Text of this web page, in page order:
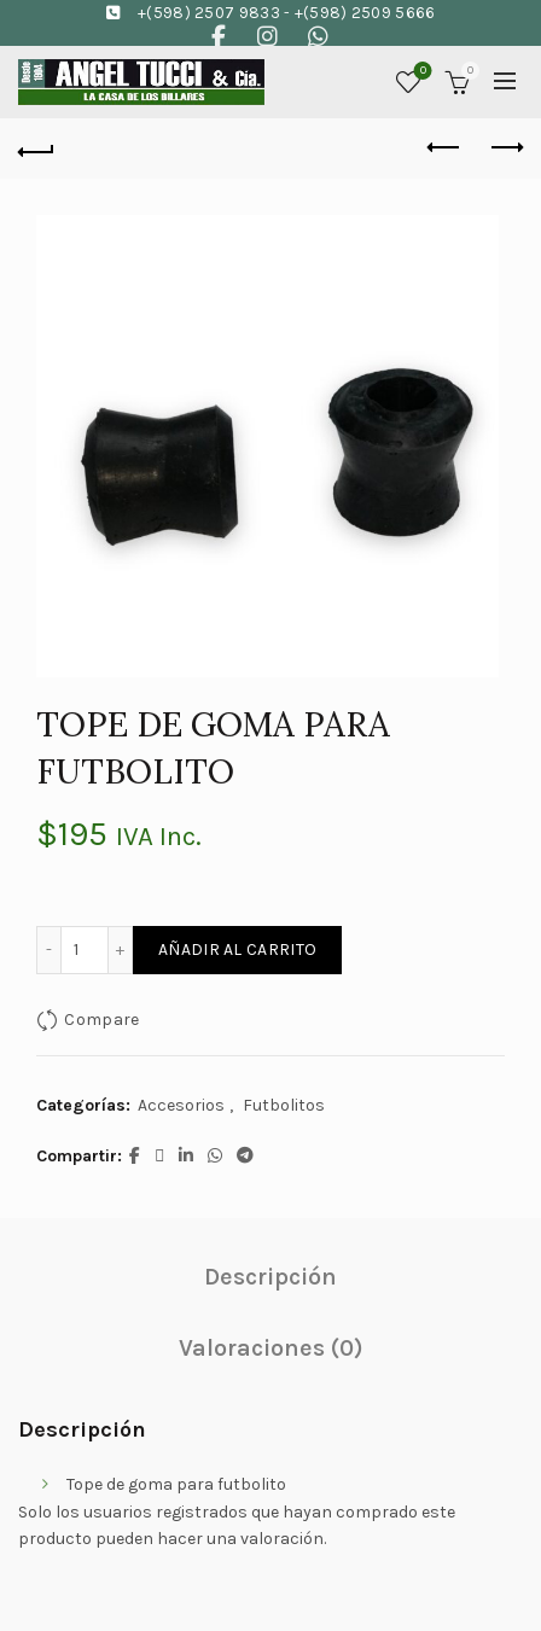
+(598) 2507 9833 - +(598) 2509 5666
0 0
TOPE DE GOMA PARA
FUTBOLITO
$195 IVA Inc.
TOPE DE GOMA PARA FUTBOLITO cantidad
AÑADIR AL CARRITO
Compare
Categorías: Accesorios , Futbolitos
Compartir
Descripción
Valoraciones (0)
Descripción
Tope de goma para futbolito
Solo los usuarios registrados que hayan comprado este
producto pueden hacer una valoración.